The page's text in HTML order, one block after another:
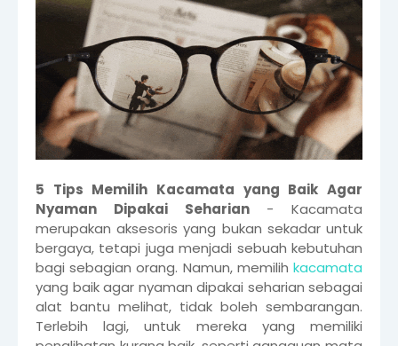
5 Tips Memilih Kacamata yang Baik Agar
Nyaman Dipakai Seharian- Kacamata
merupakan aksesoris yang bukan sekadar untuk
bergaya, tetapi juga menjadi sebuah kebutuhan
bagi sebagian orang. Namun, memilih kacamata
yang baik agar nyaman dipakai seharian sebagai
alat bantu melihat, tidak boleh sembarangan.
Terlebih lagi, untuk mereka yang memiliki